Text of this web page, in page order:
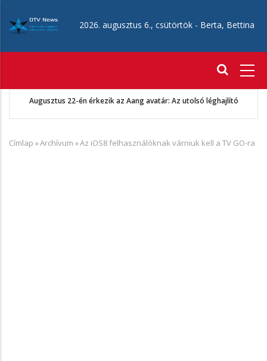
tartalomra
2026. augusztus 6., csütörtök - Berta, Bettina
Augusztus 22-én érkezik az Aang avatár: Az utolsó léghajlító
Morzsa
Címlap »Archívum »Az iOS8 felhasználóknak várniuk kell a TV GO-ra